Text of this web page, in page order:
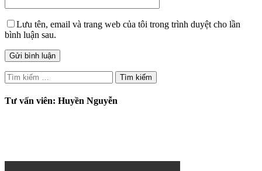
Lưu tên, email và trang web của tôi trong trình duyệt cho lần
bình luận sau.
Tìm
kiếm
cho:
Tư vấn viên: Huyền Nguyễn